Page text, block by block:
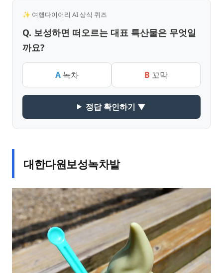
✨ 여행다이어리 AI 상식 퀴즈
Q. 보성하면 떠오르는 대표 특산물은 무엇일
까요?
A 녹차 B 꼬막
정답 확인하기 ▼
대한다원보성녹차밭